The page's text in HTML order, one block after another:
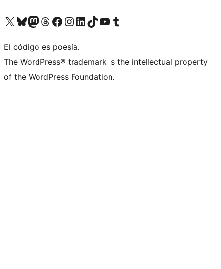
Visit our X (formerly Twitter) account
Visit our Bluesky account
Visita nuestra cuenta de Twitter
Visit our Threads account
Visita nuestra página de Facebook
Visite nuestra cuenta de Instagram
Visit our LinkedIn account
Visit our TikTok account
Visit our YouTube channel
Visit our Tumblr account
El código es poesía.
The WordPress® trademark is the intellectual property
of the WordPress Foundation.